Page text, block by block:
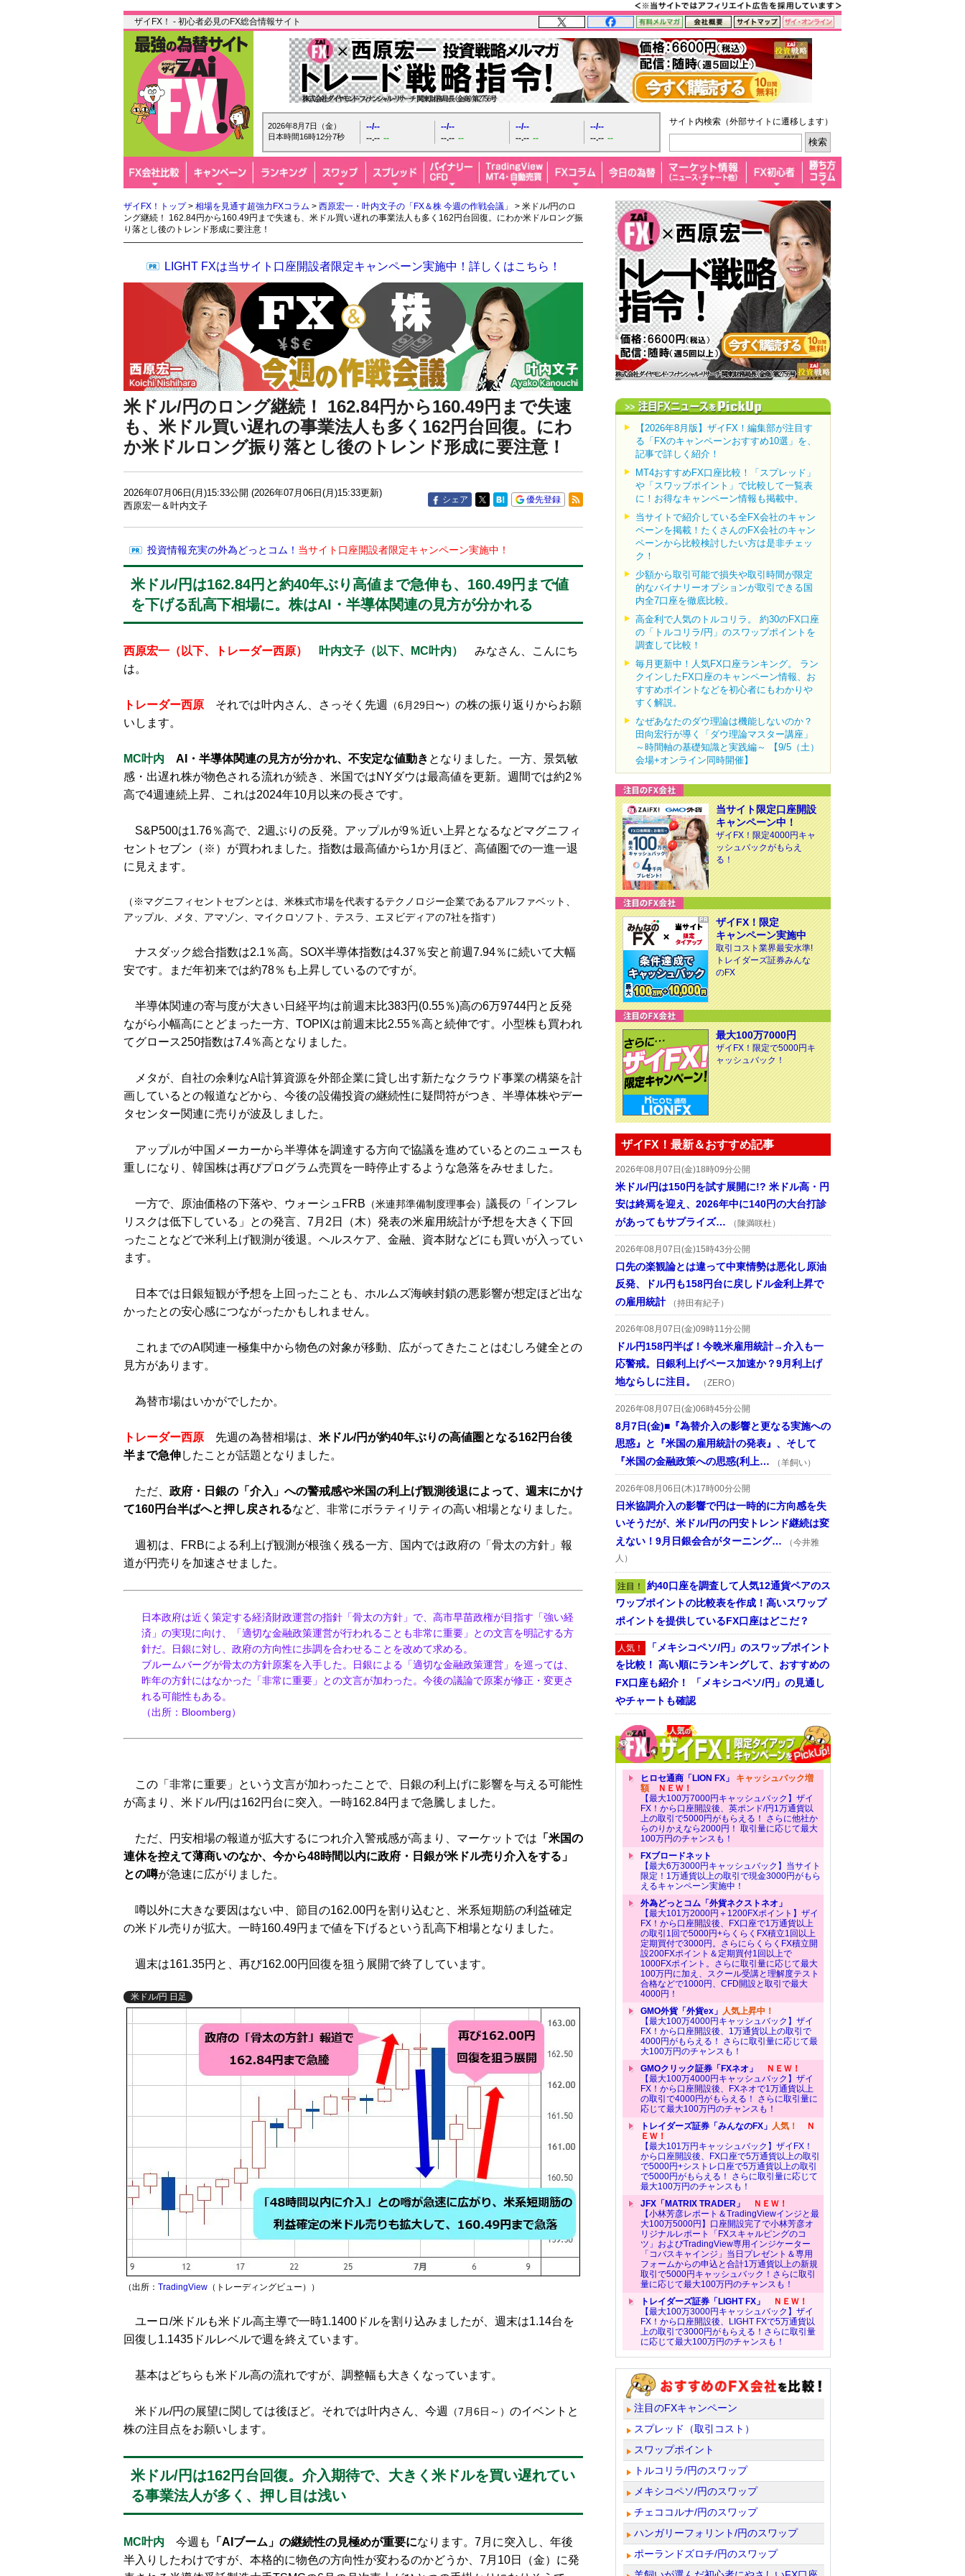
ザイFX！ - 初心者必見のFX総合情報サイト
2026年8月7日（金）
日本時間16時12分8秒
--/--
--.-- --
--/--
--.-- --
--/--
--.-- --
--/--
--.-- --
サイト内検索（外部サイトに遷移します）
ザイFX！トップ> 相場を見通す超強力FXコラム > 西原宏一・叶内文子の「FX＆株 今週の作戦会議」
> 米ドル/円のロ
ング継続！ 162.84円から160.49円まで失速も、米ドル買い遅れの事業法人も多く162円台回復。にわか米ドルロング振
り落とし後のトレンド形成に要注意！
LIGHT FXは当サイト口座開設者限定キャンペーン実施中！詳しくはこちら！
米ドル/円のロング継続！ 162.84円から160.49円まで失速
も、米ドル買い遅れの事業法人も多く162円台回復。にわ
か米ドルロング振り落とし後のトレンド形成に要注意！
2026年07月06日(月)15:33公開 (2026年07月06日(月)15:33更新)
西原宏一＆叶内文子
シェア 優先登録
投資情報充実の外為どっとコム！ 当サイト口座開設者限定キャンペーン実施中！
米ドル/円は162.84円と約40年ぶり高値まで急伸も、160.49円まで値
を下げる乱高下相場に。株はAI・半導体関連の見方が分かれる
西原宏一（以下、トレーダー西原） 叶内文子（以下、MC叶内）
​みなさん、こんにち
は。
トレーダー西原 それでは叶内さん、さっそく先週 （6月29日〜） の株の振り返りからお願
いします。
MC叶内 AI・半導体関連の見方が分かれ、不安定な値動き となりました。一方、景気敏
感・出遅れ株が物色される流れが続き、米国ではNYダウは最高値を更新。週間では約2％
高で4週連続上昇、これは2024年10月以来の長さです。
S&P500は1.76％高で、2週ぶりの反発。アップルが9％近い上昇となるなどマグニフィ
セントセブン（※）が買われました。指数は最高値から1か月ほど、高値圏での一進一退
に見えます。
（※マグニフィセントセブンとは、米株式市場を代表するテクノロジー企業であるアルファベット、
アップル、メタ、アマゾン、マイクロソフト、テスラ、エヌビディアの7社を指す）
ナスダック総合指数は2.1％高。SOX半導体指数は4.37％安と前週7.94％に続いて大幅
安です。まだ年初来では約78％も上昇しているのですが。
半導体関連の寄与度が大きい日経平均は前週末比383円(0.55％)高の6万9744円と反発
ながら小幅高にとどまった一方、TOPIXは前週末比2.55％高と続伸です。小型株も買われ
てグロース250指数は7.4％高となりました。
メタが、自社の余剰なAI計算資源を外部企業に貸し出す新たなクラウド事業の構築を計
画しているとの報道などから、今後の設備投資の継続性に疑問符がつき、半導体株やデー
タセンター関連に売りが波及しました。
アップルが中国メーカーから半導体を調達する方向で協議を進めているとのニュースも
重しになり、韓国株は再びプログラム売買を一時停止するような急落をみせました。
一方で、原油価格の下落や、ウォーシュFRB （米連邦準備制度理事会） 議長の「インフレ
リスクは低下している」との発言、7月2日（木）発表の米雇用統計が予想を大きく下回
ったことなどで米利上げ観測が後退。ヘルスケア、金融、資本財などにも買いが入ってい
ます。
日本では日銀短観が予想を上回ったことも、ホルムズ海峡封鎖の悪影響が想定ほど出な
かったとの安心感につながったかもしれません。
これまでのAI関連一極集中から物色の対象が移動、広がってきたことはむしろ健全との
見方があります。
為替市場はいかがでしたか。
トレーダー西原 先週の為替相場は、 米ドル/円が約40年ぶりの高値圏となる162円台後
半まで急伸したことが話題となりました。
ただ、 政府・日銀の「介入」への警戒感や米国の利上げ観測後退によって、週末にかけ
て160円台半ばへと押し戻されるなど、非常にボラティリティの高い相場となりました。
週初は、FRBによる利上げ観測が根強く残る一方、国内では政府の「骨太の方針」報
道が円売りを加速させました。
日本政府は近く策定する経済財政運営の指針「骨太の方針」で、高市早苗政権が目指す「強い経
済」の実現に向け、「適切な金融政策運営が行われることも非常に重要」との文言を明記する方
針だ。日銀に対し、政府の方向性に歩調を合わせることを改めて求める。
ブルームバーグが骨太の方針原案を入手した。日銀による「適切な金融政策運営」を巡っては、
昨年の方針にはなかった「非常に重要」との文言が加わった。今後の議論で原案が修正・変更さ
れる可能性もある。
（出所：Bloomberg）
この「非常に重要」という文言が加わったことで、日銀の利上げに影響を与える可能性
が高まり、米ドル/円は162円台に突入。一時162.84円まで急騰しました。
ただ、円安相場の報道が拡大するにつれ介入警戒感が高まり、マーケットでは 「米国の
連休を控えて薄商いのなか、今から48時間以内に政府・日銀が米ドル売り介入をする」
との噂が急速に広がりました。
噂以外に大きな要因はない中、節目の162.00円を割り込むと、米系短期筋の利益確定
の米ドル売りが拡大。一時160.49円まで値を下げるという乱高下相場となりました。
週末は161.35円と、再び162.00円回復を狙う展開で終了しています。
米ドル/円 日足
（出所： TradingView （トレーディングビュー））
ユーロ/米ドルも米ドル高主導で一時1.1400ドルを割り込みましたが、週末は1.14台を
回復し1.1435ドルレベルで週を終えています。
基本はどちらも米ドル高の流れですが、調整幅も大きくなっています。
米ドル/円の展望に関しては後ほど。それでは叶内さん、今週 （7月6日～） のイベントと
株の注目点をお願いします。
米ドル/円は162円台回復。介入期待で、大きく米ドルを買い遅れてい
る事業法人が多く、押し目は浅い
MC叶内 今週も 「AIブーム」の継続性の見極めが重要になります。7月に突入し、年後
半入りしたわけですが、本格的に物色の方向性が変わるのかどうか、7月10日（金）に発
【2026年8月版】ザイFX！編集部が注目す
る「FXのキャンペーンおすすめ10選」を、
記事で詳しく紹介！
MT4おすすめFX口座比較！「スプレッド」
や「スワップポイント」で比較して一覧表
に！お得なキャンペーン情報も掲載中。
当サイトで紹介している全FX会社のキャン
ペーンを掲載！たくさんのFX会社のキャン
ペーンから比較検討したい方は是非チェッ
ク！
少額から取引可能で損失や取引時間が限定
的なバイナリーオプションが取引できる国
内全7口座を徹底比較。
高金利で人気のトルコリラ。 約30のFX口座
の「トルコリラ/円」のスワップポイントを
調査して比較！
毎月更新中！人気FX口座ランキング。 ラン
クインしたFX口座のキャンペーン情報、お
すすめポイントなどを初心者にもわかりや
すく解説。
なぜあなたのダウ理論は機能しないのか？
田向宏行が導く「ダウ理論マスター講座」
～時間軸の基礎知識と実践編～ 【9/5（土）
会場+オンライン同時開催】
当サイト限定口座開設
キャンペーン中！
ザイFX！限定4000円キャ
ッシュバックがもらえ
る！
ザイFX！限定
キャンペーン実施中
取引コスト業界最安水準!
トレイダーズ証券みんな
のFX
最大100万7000円
ザイFX！限定で5000円キ
ャッシュバック！
ザイFX！最新＆おすすめ記事
2026年08月07日(金)18時09分公開
米ドル/円は150円を試す展開に!? 米ドル高・円
安は終焉を迎え、2026年中に140円の大台打診
があってもサプライズ…
（陳満咲杜）
2026年08月07日(金)15時43分公開
口先の楽観論とは違って中東情勢は悪化し原油
反発、ドル円も158円台に戻しドル金利上昇で
の雇用統計
（持田有紀子）
2026年08月07日(金)09時11分公開
ドル円158円半ば！今晩米雇用統計→介入も一
応警戒。日銀利上げペース加速か？9月利上げ
地ならしに注目。
（ZERO）
2026年08月07日(金)06時45分公開
8月7日(金)■『為替介入の影響と更なる実施への
思惑』と『米国の雇用統計の発表』、そして
『米国の金融政策への思惑(利上…
（羊飼い）
2026年08月06日(木)17時00分公開
日米協調介入の影響で円は一時的に方向感を失
いそうだが、米ドル/円の円安トレンド継続は変
えない！9月日銀会合がターニング…
（今井雅
人）
注目！ 約40口座を調査して人気12通貨ペアのス
ワップポイントの比較表を作成！高いスワップ
ポイントを提供しているFX口座はどこだ？
人気！ 「メキシコペソ/円」のスワップポイント
を比較！ 高い順にランキングして、おすすめの
FX口座も紹介！ 「メキシコペソ/円」の見通し
やチャートも確認
ヒロセ通商「LION FX」 キャッシュバック増
額ＮＥＷ！
【最大100万7000円キャッシュバック】ザイ
FX！から口座開設後、英ポンド/円1万通貨以
上の取引で5000円がもらえる！ さらに他社か
らのりかえなら2000円！ 取引量に応じて最大
100万円のチャンスも！
FXブロードネット
【最大6万3000円キャッシュバック】当サイト
限定！1万通貨以上の取引で現金3000円がもら
えるキャンペーン実施中！
外為どっとコム「外貨ネクストネオ」
【最大101万2000円＋1200FXポイント】ザイ
FX！から口座開設後、FX口座で1万通貨以上
の取引1回で5000円+らくらくFX積立1回以上
定期買付で3000円。さらにらくらくFX積立開
設200FXポイント＆定期買付1回以上で
1000FXポイント。さらに取引量に応じて最大
100万円に加え、スクール受講と理解度テスト
合格などで1000円、CFD開設と取引で最大
4000円！
GMO外貨「外貨ex」 人気上昇中！
【最大100万4000円キャッシュバック】ザイ
FX！から口座開設後、1万通貨以上の取引で
4000円がもらえる！ さらに取引量に応じて最
大100万円のチャンスも！
GMOクリック証券「FXネオ」
ＮＥＷ！
【最大100万4000円キャッシュバック】ザイ
FX！から口座開設後、FXネオで1万通貨以上
の取引で4000円がもらえる！ さらに取引量に
応じて最大100万円のチャンスも！
トレイダーズ証券「みんなのFX」 人気！
Ｎ
ＥＷ！
【最大101万円キャッシュバック】ザイFX！
から口座開設後、FX口座で5万通貨以上の取引
で5000円+シストレ口座で5万通貨以上の取引
で5000円がもらえる！ さらに取引量に応じて
最大100万円のチャンスも！
JFX「MATRIX TRADER」
ＮＥＷ！
【小林芳彦レポート＆TradingViewインジと最
大100万5000円】口座開設完了で小林芳彦オ
リジナルレポート「FXスキャルピングのコ
ツ」およびTradingView専用インジケーター
「コバスキャインジ」当日プレゼント＆専用
フォームからの申込と合計1万通貨以上の新規
取引で5000円キャッシュバック！さらに取引
量に応じて最大100万円のチャンスも！
トレイダーズ証券「LIGHT FX」
ＮＥＷ！
【最大100万3000円キャッシュバック】ザイ
FX！から口座開設後、LIGHT FXで5万通貨以
上の取引で3000円がもらえる！さらに取引量
に応じて最大100万円のチャンスも！
注目のFXキャンペーン
スプレッド（取引コスト）
スワップポイント
トルコリラ/円のスワップ
メキシコペソ/円のスワップ
チェココルナ/円のスワップ
ハンガリーフォリント/円のスワップ
ポーランドズロチ/円のスワップ